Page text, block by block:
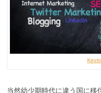
当然幼少期時代に違う国に移